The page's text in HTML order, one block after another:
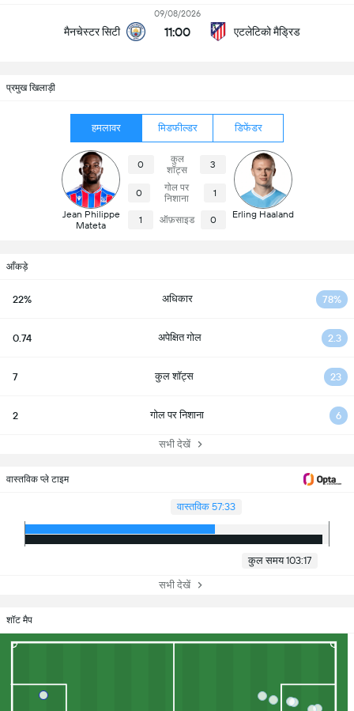
मैनचेस्टर सिटी
09/08/2026
11:00 एटलेटिको मैड्रिड
प्रमुख खिलाड़ी
हमलावर मिडफील्डर डिफेंडर
Jean Philippe
Mateta
0
कुल
शॉट्स
3
0
गोल पर
निशाना
1
1 ऑफ़साइड 0 Erling Haaland
आँकड़े
22% अधिकार 78%
0.74 अपेक्षित गोल 2.3
7 कुल शॉट्स 23
2 गोल पर निशाना 6
सभी देखें
वास्तविक प्ले टाइम
वास्तविक 57:33
कुल समय 103:17
सभी देखें
शॉट मैप